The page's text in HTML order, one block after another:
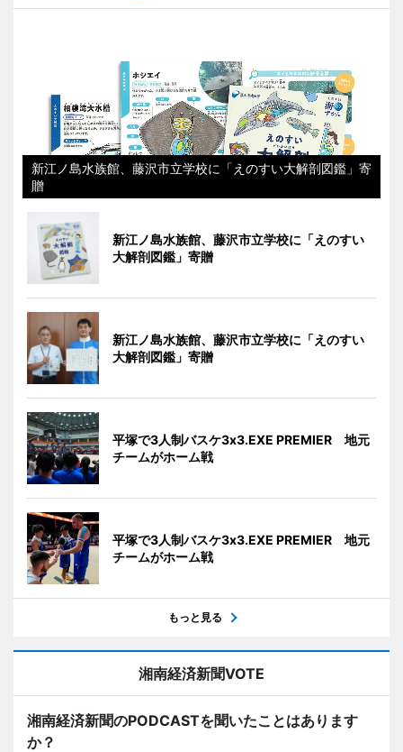
新江ノ島水族館、藤沢市立学校に「えのすい大解剖図鑑」寄
贈
新江ノ島水族館、藤沢市立学校に「えのすい
大解剖図鑑」寄贈
新江ノ島水族館、藤沢市立学校に「えのすい
大解剖図鑑」寄贈
平塚で3人制バスケ3x3.EXE PREMIER 地元
チームがホーム戦
平塚で3人制バスケ3x3.EXE PREMIER 地元
チームがホーム戦
もっと見る
湘南経済新聞VOTE
湘南経済新聞のPODCASTを聞いたことはあります
か？